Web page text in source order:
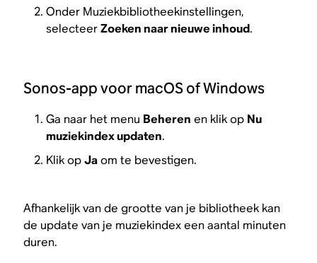
Onder Muziekbibliotheekinstellingen,
selecteerZoeken naar nieuwe inhoud.
Sonos-app voor macOS of Windows
Ga naar het menu Beheren en klik op Nu
muziekindex updaten.
Klik opJaom te bevestigen.
Afhankelijk van de grootte van je bibliotheek kan
de update van je muziekindex een aantal minuten
duren.